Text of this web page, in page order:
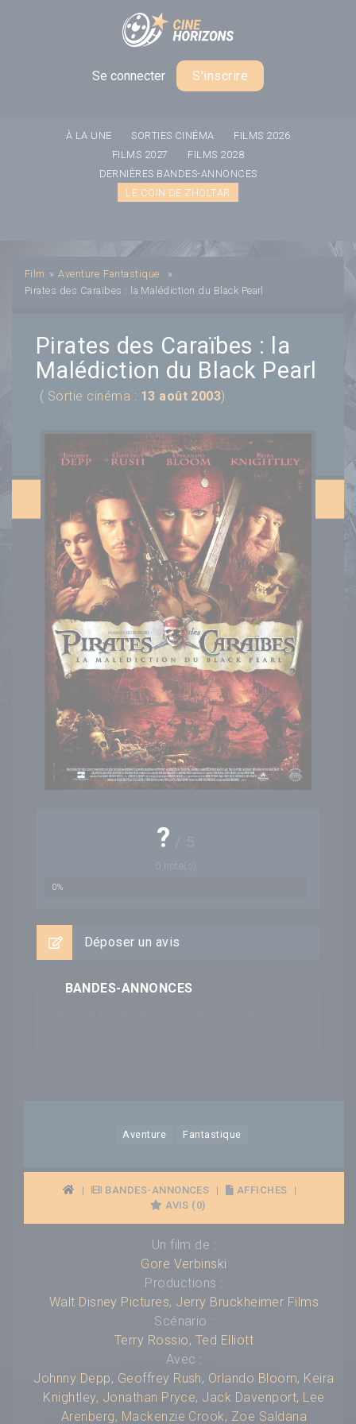
Se connecter S'inscrire
À LA UNE SORTIES CINÉMA
FILMS 2026
FILMS 2027
FILMS 2028
DERNIÈRES BANDES-ANNONCES
LE COIN DE ZHOLTAR
Film » Aventure Fantastique
»
Pirates des Caraïbes : la Malédiction du Black Pearl
Pirates des Caraïbes : la
Malédiction du Black Pearl
( Sortie cinéma : 13 août 2003)
? / 5
note(s)
0%
Déposer un avis
BANDES-ANNONCES
Aventure Fantastique
| BANDES-ANNONCES | AFFICHES
|
AVIS (0)
Un film de :
Gore Verbinski
Productions :
Walt Disney Pictures, Jerry Bruckheimer Films
Scénario :
Terry Rossio, Ted Elliott
Avec :
Johnny Depp, Geoffrey Rush, Orlando Bloom, Keira
Knightley, Jonathan Pryce, Jack Davenport, Lee
Arenberg, Mackenzie Crook, Zoe Saldana
Panneau de gestion des cookies